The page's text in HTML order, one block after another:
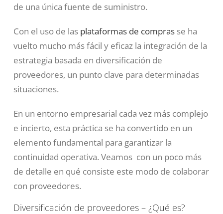
de una única fuente de suministro.
Con el uso de las plataformas de comprasse ha
vuelto mucho más fácil y eficaz la integración de la
estrategia basada en diversificación de
proveedores, un punto clave para determinadas
situaciones.
En un entorno empresarial cada vez más complejo
e incierto, esta práctica se ha convertido en un
elemento fundamental para garantizar la
continuidad operativa. Veamos con un poco más
de detalle en qué consiste este modo de colaborar
con proveedores.
Diversificación de proveedores – ¿Qué es?